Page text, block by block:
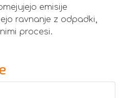
emisije
ravnanje z odpadki,
procesi.